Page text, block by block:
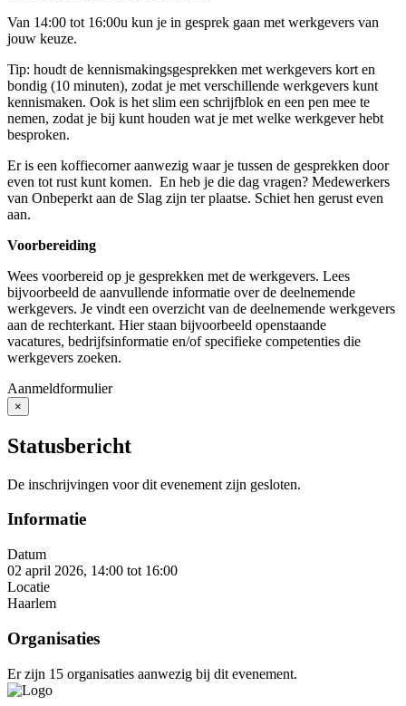
Van 14:00 tot 16:00u kun je in gesprek gaan met werkgevers van
jouw keuze.
Tip: houdt de kennismakingsgesprekken met werkgevers kort en
bondig (10 minuten), zodat je met verschillende werkgevers kunt
kennismaken. Ook is het slim een schrijfblok en een pen mee te
nemen, zodat je bij kunt houden wat je met welke werkgever hebt
besproken.
Er is een koffiecorner aanwezig waar je tussen de gesprekken door
even tot rust kunt komen. En heb je die dag vragen? Medewerkers
van Onbeperkt aan de Slag zijn ter plaatse. Schiet hen gerust even
aan.
Voorbereiding
Wees voorbereid op je gesprekken met de werkgevers. Lees
bijvoorbeeld de aanvullende informatie over de deelnemende
werkgevers. Je vindt een overzicht van de deelnemende werkgevers
aan de rechterkant. Hier staan bijvoorbeeld openstaande
vacatures, bedrijfsinformatie en/of specifieke competenties die
werkgevers zoeken.
Aanmeldformulier
×
Close
Statusbericht
De inschrijvingen voor dit evenement zijn gesloten.
Informatie
Datum
02 april 2026, 14:00 tot 16:00
Locatie
Haarlem
Organisaties
Er zijn 15 organisaties aanwezig bij dit evenement.